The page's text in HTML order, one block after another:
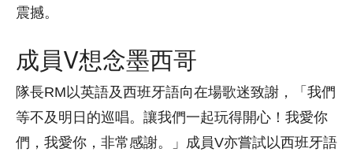
震撼。
成員V想念墨西哥
隊長RM以英語及西班牙語向在場歌迷致謝，「我們
等不及明日的巡唱。讓我們一起玩得開心！我愛你
們，我愛你，非常感謝。」成員V亦嘗試以西班牙語